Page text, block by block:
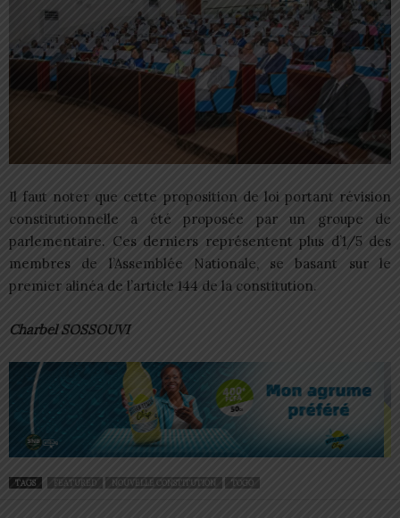
Il faut noter que cette proposition de loi portant révision
constitutionnelle a été proposée par un groupe de
parlementaire. Ces derniers représentent plus d’1/5 des
membres de l’Assemblée Nationale, se basant sur le
premier alinéa de l’article 144 de la constitution.
Charbel SOSSOUVI
TAGS FEATURED NOUVELLE CONSTITUTION TOGO